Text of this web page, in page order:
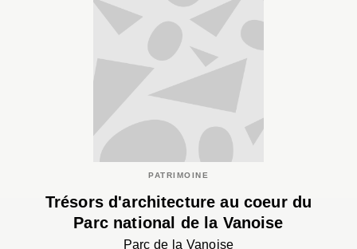
PATRIMOINE
Trésors d'architecture au coeur du
Parc national de la Vanoise
Parc de la Vanoise